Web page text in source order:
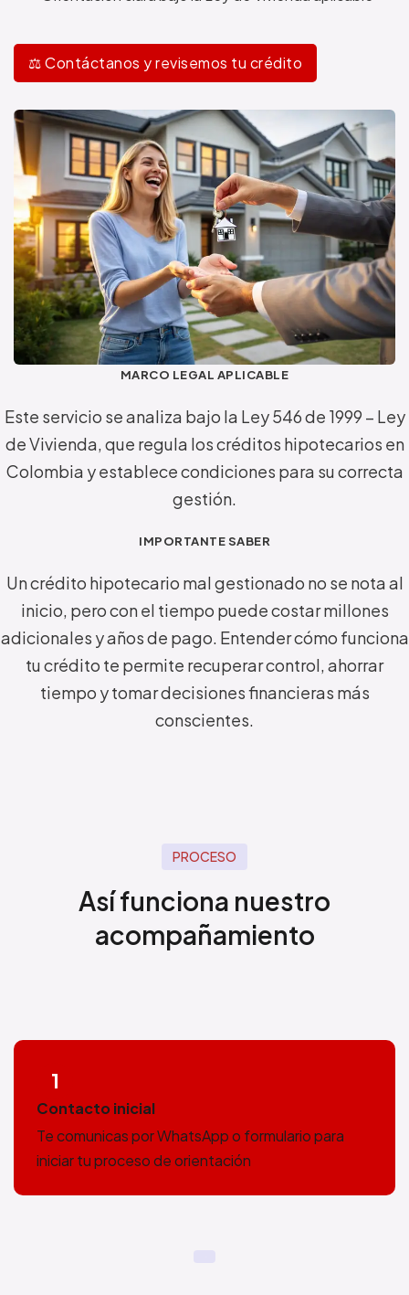
⚖️ Contáctanos y revisemos tu crédito
MARCO LEGAL APLICABLE
Este servicio se analiza bajo la Ley 546 de 1999 – Ley
de Vivienda, que regula los créditos hipotecarios en
Colombia y establece condiciones para su correcta
gestión.
IMPORTANTE SABER
Un crédito hipotecario mal gestionado no se nota al
inicio, pero con el tiempo puede costar millones
adicionales y años de pago. Entender cómo funciona
tu crédito te permite recuperar control, ahorrar
tiempo y tomar decisiones financieras más
conscientes.
PROCESO
Así funciona nuestro
acompañamiento
1
Contacto inicial
Te comunicas por WhatsApp o formulario para
iniciar tu proceso de orientación